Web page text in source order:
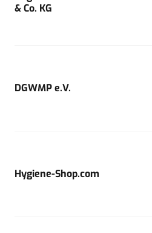
& Co. KG
DGWMP e.V.
Hygiene-Shop.com